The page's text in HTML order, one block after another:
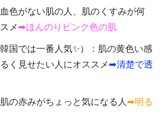
血色がない肌の人、肌のくすみが何
メ➡︎ほんのりピンク色の肌
韓国では一番人気✨）：肌の黄色い感
く見せたい人にオススメ➡︎清楚で透
肌の赤みがちょっと気になる人➡︎明る